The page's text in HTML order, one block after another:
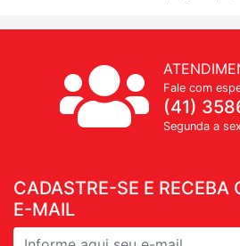
CADASTRE-SE E RECEBA
E-MAIL
Fale com
(41)
Segunda a